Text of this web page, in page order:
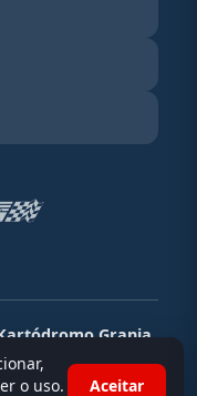
Granja
o uso.
Aceitar